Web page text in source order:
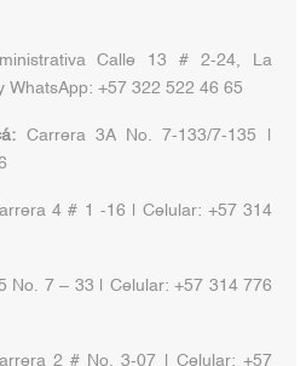
Calle 13 # 2-24, La
WhatsApp: +57 322 522 46 65
Carrera 3A No. 7-133/7-135 |
4 # 1 -16 | Celular: +57 314
No. 7 – 33 | Celular: +57 314 776
2 # No. 3-07 | Celular: +57